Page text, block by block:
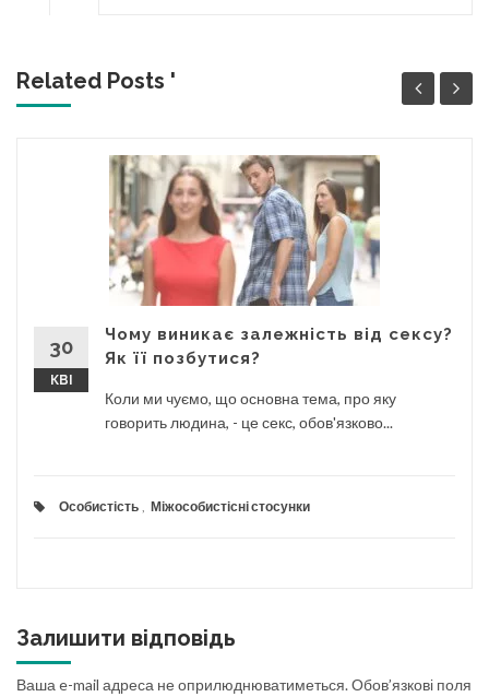
Related Posts '
30
КВІ
Чому виникає залежність від сексу?
Як її позбутися?
Коли ми чуємо, що основна тема, про яку
говорить людина, - це секс, обов'язково...
Особистість Міжособистісні стосунки
Залишити відповідь
Ваша e-mail адреса не оприлюднюватиметься.Обов’язкові поля